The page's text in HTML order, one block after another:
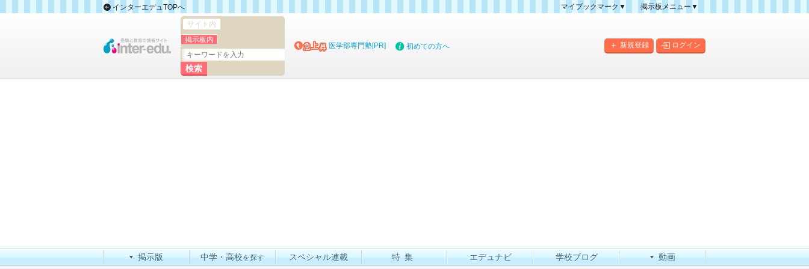
インターエデュTOPへ
マイブックマーク▼
掲示板メニュー▼
掲示板マップ
新規登録 ログイン
サイト内
掲示板内
医学部専門塾[PR] 初めての方へ
掲示版 中学・高校を探す スペシャル連載 特集 エデュナビ 学校ブログ 動画